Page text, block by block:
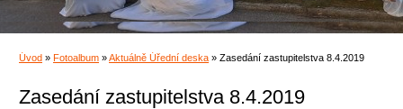
Úvod » Fotoalbum »Aktuálně Úřední deska » Zasedání zastupitelstva 8.4.2019
Zasedání zastupitelstva 8.4.2019